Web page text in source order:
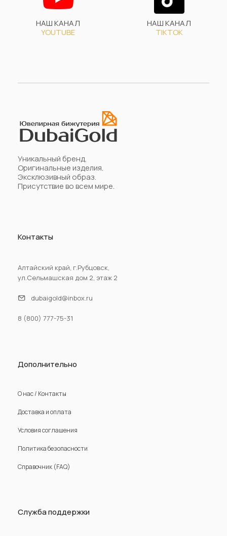
НАШ КАНАЛ
YOUTUBE
НАШ КАНАЛ
TIKTOK
Уникальный бренд.
Оригинальные изделия.
Эксклюзивный образ.
Присутствие во всем мире.
Контакты
Алтайский край, г.Рубцовск,
ул.Сельмашская дом 2, этаж 2
dubaigold@inbox.ru
8 (800) 777-75-31
Дополнительно
О нас / Контакты
Доставка и оплата
Условия соглашения
Политика безопасности
Справочник (FAQ)
Служба поддержки